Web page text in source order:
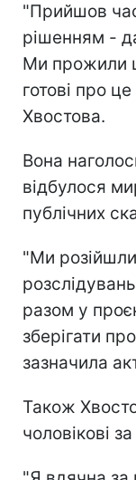
"Прийшов
рішенням -
Ми прожили
готові про
Хвостова.
Вона
відбулося
публічних
"Ми
разом у
зберігати
зазначила
Також
чоловікові